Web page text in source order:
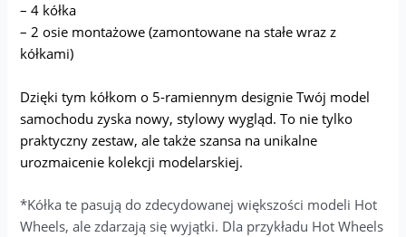
– 4 kółka
– 2 osie montażowe (zamontowane na stałe wraz z
kółkami)
Dzięki tym kółkom o 5-ramiennym designie Twój model
samochodu zyska nowy, stylowy wygląd. To nie tylko
praktyczny zestaw, ale także szansa na unikalne
urozmaicenie kolekcji modelarskiej.
*Kółka te pasują do zdecydowanej większości modeli Hot
Wheels, ale zdarzają się wyjątki. Dla przykładu Hot Wheels